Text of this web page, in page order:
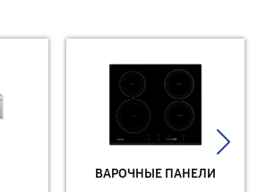
ВАРОЧНЫЕ ПАНЕЛИ